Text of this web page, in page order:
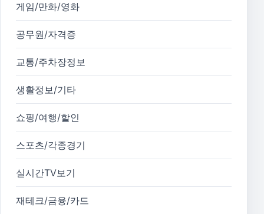
게임/만화/영화
공무원/자격증
교통/주차장정보
생활정보/기타
쇼핑/여행/할인
스포츠/각종경기
실시간TV보기
재테크/금융/카드